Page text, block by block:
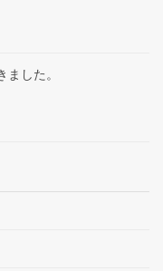
した。